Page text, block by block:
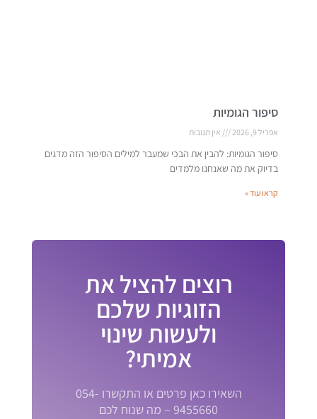
סיפור הגומיות
אפריל 9, 2026 אין תגובות
סיפור הגומיות: להבין את הבכי שמעבר למילים הסיפור הזה מדגים
בדיוק את מה שאנחנו מלמדים
קראו עוד »
רוצים להציל את
הזוגיות שלכם
ולעשות שינוי
אמיתי?
השאירו כאן פרטים או התקשרו 054-
9455660 – מה שנוח לכם